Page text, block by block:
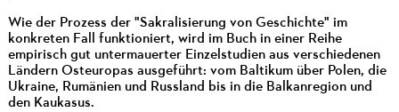
Wie der Prozess der "Sakralisierung von Geschichte" im
konkreten Fall funktioniert, wird im Buch in einer Reihe
empirisch gut untermauerter Einzelstudien aus verschiedenen
Ländern Osteuropas ausgeführt: vom Baltikum über Polen, die
Ukraine, Rumänien und Russland bis in die Balkanregion und
den Kaukasus.